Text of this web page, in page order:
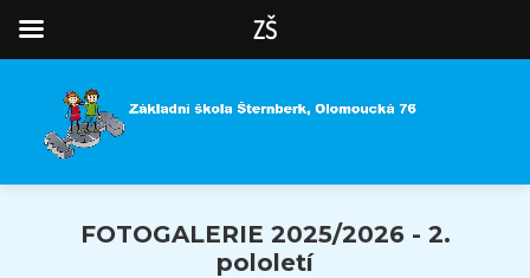
FOTOGALERIE 2025/2026 - 2.
pololetí
ZŠ